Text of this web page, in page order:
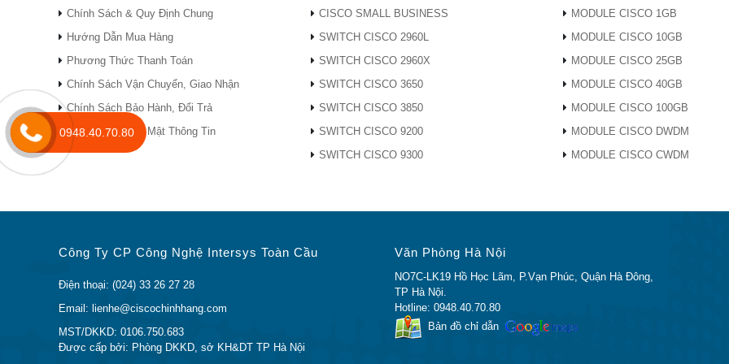
GLC-TE Mô-đun thu phát SFP 1000BASE-T cho dây đồng loại 5
GLC-ZX-SM 1000BASE-ZX SFP
GLC-BX-U
GLC-SX-MMD Mô-đun thu phát SFP của Cisco GLC-SX-MMD 1000BASE-SX, MMF, 850nm,
GLC-FE-100EX 100BASE-EX SFP (40 km)
Chính Sách & Quy Định Chung
Hướng Dẫn Mua Hàng
Phương Thức Thanh Toán
Chính Sách Vận Chuyển, Giao Nhận
Chính Sách Bảo Hành, Đổi Trả
Chính Sách Bảo Mật Thông Tin
CISCO SMALL BUSINESS
SWITCH CISCO 2960L
SWITCH CISCO 2960X
SWITCH CISCO 3650
SWITCH CISCO 3850
SWITCH CISCO 9200
SWITCH CISCO 9300
MODULE CISCO 1GB
MODULE CISCO 10GB
MODULE CISCO 25GB
MODULE CISCO 40GB
MODULE CISCO 100GB
MODULE CISCO DWDM
MODULE CISCO CWDM
Công Ty CP Công Nghệ Intersys Toàn Cầu
Điện thoại: (024) 33 26 27 28
Email: lienhe@ciscochinhhang.com
MST/DKKD: 0106.750.683
Được cấp bởi: Phòng DKKD, sở KH&DT TP Hà Nội
Văn Phòng Hà Nội
NO7C-LK19 Hồ Học Lãm, P.Vạn Phúc, Quận Hà Đông,
TP Hà Nội.
Hotline: 0948.40.70.80
Bản đồ chỉ dẫn
0948.40.70.80